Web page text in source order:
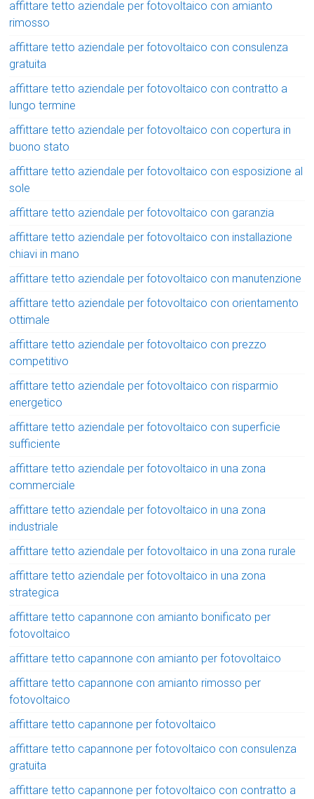
affittare tetto aziendale per fotovoltaico con amianto
rimosso
affittare tetto aziendale per fotovoltaico con consulenza
gratuita
affittare tetto aziendale per fotovoltaico con contratto a
lungo termine
affittare tetto aziendale per fotovoltaico con copertura in
buono stato
affittare tetto aziendale per fotovoltaico con esposizione al
sole
affittare tetto aziendale per fotovoltaico con garanzia
affittare tetto aziendale per fotovoltaico con installazione
chiavi in mano
affittare tetto aziendale per fotovoltaico con manutenzione
affittare tetto aziendale per fotovoltaico con orientamento
ottimale
affittare tetto aziendale per fotovoltaico con prezzo
competitivo
affittare tetto aziendale per fotovoltaico con risparmio
energetico
affittare tetto aziendale per fotovoltaico con superficie
sufficiente
affittare tetto aziendale per fotovoltaico in una zona
commerciale
affittare tetto aziendale per fotovoltaico in una zona
industriale
affittare tetto aziendale per fotovoltaico in una zona rurale
affittare tetto aziendale per fotovoltaico in una zona
strategica
affittare tetto capannone con amianto bonificato per
fotovoltaico
affittare tetto capannone con amianto per fotovoltaico
affittare tetto capannone con amianto rimosso per
fotovoltaico
affittare tetto capannone per fotovoltaico
affittare tetto capannone per fotovoltaico con consulenza
gratuita
affittare tetto capannone per fotovoltaico con contratto a